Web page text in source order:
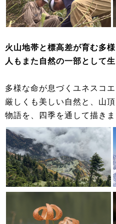
火山地帯と標高差が育む多
人もまた自然の一部として
多様な命が息づくユネスコ
厳しくも美しい自然と、山
物語を、四季を通して描きま